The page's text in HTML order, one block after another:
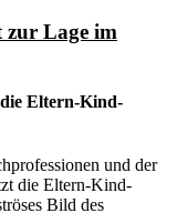
zur Lage im
Eltern-Kind-
und der
die Eltern-Kind-
Bild des